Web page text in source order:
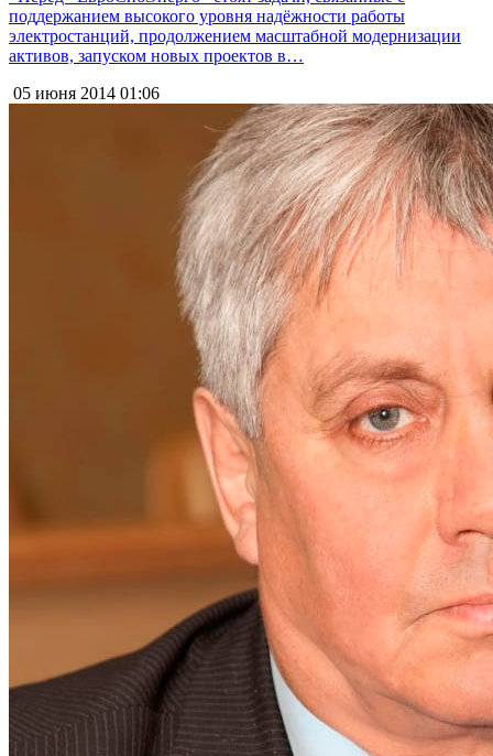
поддержанием высокого уровня надёжности работы
электростанций, продолжением масштабной модернизации
активов, запуском новых проектов в…
05 июня 2014 01:06